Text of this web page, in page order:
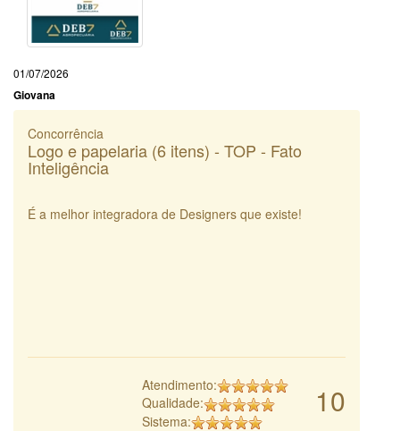
01/07/2026
Giovana
Concorrência
Logo e papelaria (6 itens) - TOP - Fato
Inteligência
É a melhor integradora de Designers que existe!
10
Atendimento:
Qualidade:
Sistema: